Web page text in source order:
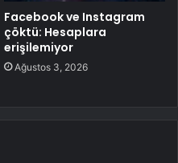
Facebook ve Instagram
çöktü: Hesaplara
erişilemiyor
Ağustos 3, 2026